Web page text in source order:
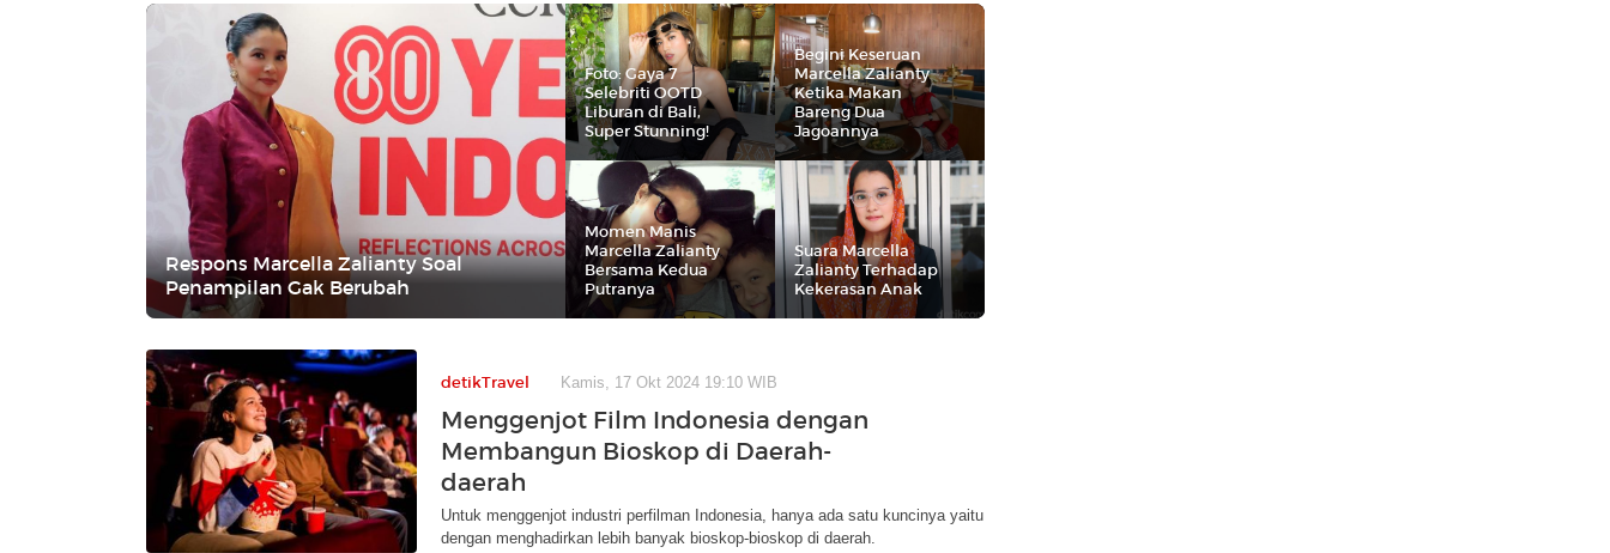
Respons Marcella Zalianty Soal
Penampilan Gak Berubah
Foto: Gaya 7
Selebriti OOTD
Liburan di Bali,
Super Stunning!
Begini Keseruan
Marcella Zalianty
Ketika Makan
Bareng Dua
Jagoannya
Momen Manis
Marcella Zalianty
Bersama Kedua
Putranya
Suara Marcella
Zalianty Terhadap
Kekerasan Anak
detikTravel Kamis, 17 Okt 2024 19:10 WIB
Menggenjot Film Indonesia dengan
Membangun Bioskop di Daerah-
daerah
Untuk menggenjot industri perfilman Indonesia, hanya ada satu kuncinya yaitu
dengan menghadirkan lebih banyak bioskop-bioskop di daerah.